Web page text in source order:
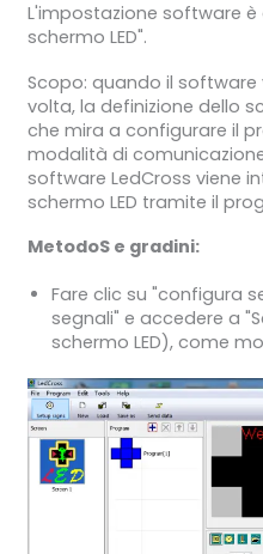
L'impostazione software è
schermo LED".
Scopo: quando il
volta, la definizione dello
che mira a configurare il
modalità di
software LedCross viene
schermo LED tramite il
MetodoSe gradini:
Fare clic su "configura
segnali" e accedere a
schermo LED), come